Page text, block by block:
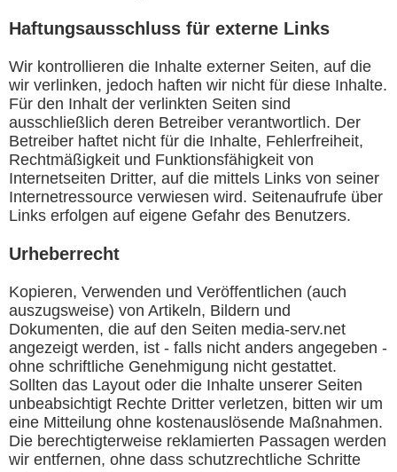
Haftungsausschluss für externe Links
Wir kontrollieren die Inhalte externer Seiten, auf die
wir verlinken, jedoch haften wir nicht für diese Inhalte.
Für den Inhalt der verlinkten Seiten sind
ausschließlich deren Betreiber verantwortlich. Der
Betreiber haftet nicht für die Inhalte, Fehlerfreiheit,
Rechtmäßigkeit und Funktionsfähigkeit von
Internetseiten Dritter, auf die mittels Links von seiner
Internetressource verwiesen wird. Seitenaufrufe über
Links erfolgen auf eigene Gefahr des Benutzers.
Urheberrecht
Kopieren, Verwenden und Veröffentlichen (auch
auszugsweise) von Artikeln, Bildern und
Dokumenten, die auf den Seiten media-serv.net
angezeigt werden, ist - falls nicht anders angegeben -
ohne schriftliche Genehmigung nicht gestattet.
Sollten das Layout oder die Inhalte unserer Seiten
unbeabsichtigt Rechte Dritter verletzen, bitten wir um
eine Mitteilung ohne kostenauslösende Maßnahmen.
Die berechtigterweise reklamierten Passagen werden
wir entfernen, ohne dass schutzrechtliche Schritte